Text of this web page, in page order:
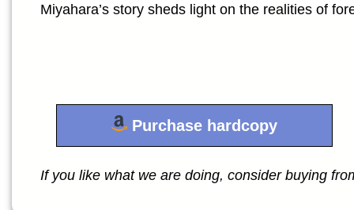
Miyahara’s story sheds light on the realities of
Purchase hardcopy
If you like what we are doing, consider buying